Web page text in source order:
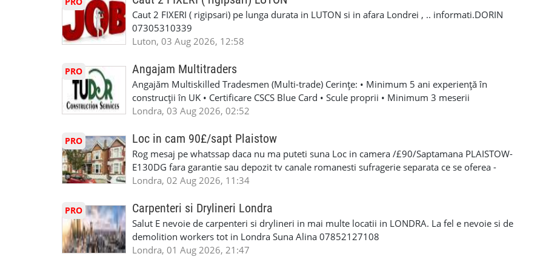
Caut 2 FIXERI ( rigipsari) pe lunga durata in LUTON si in afara Londrei , .. informati.DORIN
07305310339
Luton, 03 Aug 2026, 12:58
PRO Angajam Multitraders
Angajăm Multiskilled Tradesmen (Multi-trade) Cerințe: • Minimum 5 ani experiență în
construcții în UK • Certificare CSCS Blue Card • Scule proprii • Minimum 3 meserii
specializate (căutăm multitraderi) – experiență solidă în mai multe domenii din construcții •
interioare • Permis de conducere categoria B valabil • Mijloc de transport propriu
(reprezintă un avantaj important) Se oferă: • Salariu atractiv, în funcție de experiență și
performanță • £200 – £250 pe zi • Diurnă / plată transport • Suport tehnic continuu și
posibilități reale de avansare • Traininguri și cursuri de calificare • Mediu de lucru stabil cu
oră pauză de masă) • Posibilitate de lucru suplimentar în weekend (opțional)
Londra, 03 Aug 2026, 02:52
PRO Loc in cam 90£/sapt Plaistow
Rog mesaj pe whatssap daca nu ma puteti suna Loc in camera /£90/Saptamana PLAISTOW-
E130DG fara garantie sau depozit tv canale romanesti sufragerie separata ce se oferea -
fiecare pat beneficiaza de dulap separat -fiecare camera beneficiaza de frigider separat -wi-fi
saptaminal fara garantie sau avans/plata saptaminala , (nu se face cazare/plateste mai putin
de 1/sapt) -tel- 07440366084
Londra, 02 Aug 2026, 11:34
PRO Carpenteri si Drylineri Londra
Salut E nevoie de carpenteri si drylineri in mai multe locatii in LONDRA. La fel e nevoie si de
demolition workers tot in Londra Suna Alina 07852127108
Londra, 01 Aug 2026, 21:47